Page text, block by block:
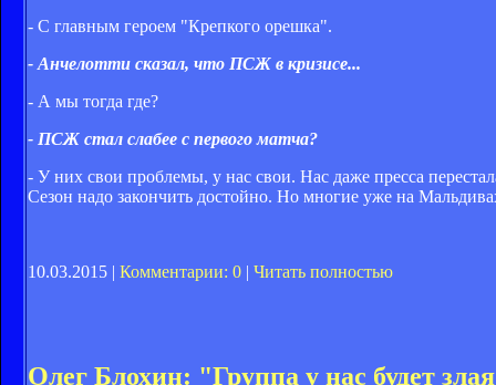
- С главным героем "Крепкого орешка".
- Анчелотти сказал, что ПСЖ в кризисе...
- А мы тогда где?
- ПСЖ стал слабее с первого матча?
- У них свои проблемы, у нас свои. Нас даже пресса
Сезон надо закончить достойно. Но многие уже на
10.03.2015 | Комментарии: 0 | Читать полностью
Олег Блохин: "Группа у нас будет